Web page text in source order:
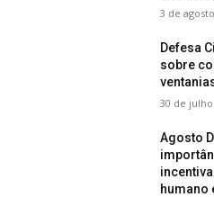
3 de
Defesa
sobre
30 de
Agosto
humano